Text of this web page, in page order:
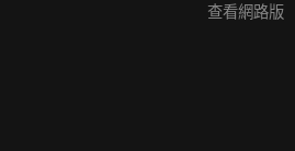
查看網路版